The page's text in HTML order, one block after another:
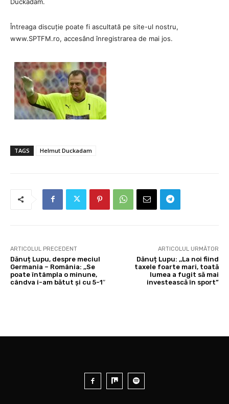
Întreaga discuție poate fi ascultată pe site-ul nostru,
www.SPTFM.ro, accesând înregistrarea de mai jos.
TAGS Helmut Duckadam
ARTICOLUL PRECEDENT
Dănuț Lupu, despre meciul
Germania – România: ,,Se
poate întâmpla o minune,
cândva i-am bătut și cu 5-1″
ARTICOLUL URMĂTOR
Dănuț Lupu: ,,La noi fiind
taxele foarte mari, toată
lumea a fugit să mai
investească în sport”